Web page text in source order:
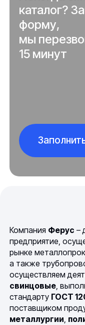
каталог?
форму,
мы
15 минут
Компания Ферус –
предприятие,
рынке
а также
осуществляем
свинцовые,
стандарту ГОСТ
поставщиком
металлургии,